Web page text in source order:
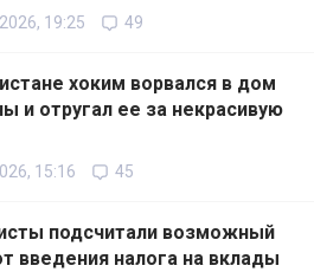
19:25 49
хоким ворвался в дом
и отругал ее за некрасивую
15:16 45
подсчитали возможный
введения налога на вклады